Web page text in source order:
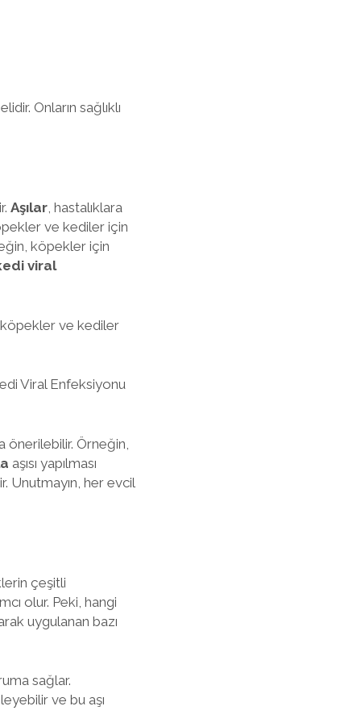
Onların sağlıklı
Aşılar, hastalıklara
ve kediler için
köpekler için
viral
köpekler ve kediler
Viral Enfeksiyonu
önerilebilir. Örneğin,
aşısı yapılması
Unutmayın, her evcil
çeşitli
olur. Peki, hangi
uygulanan bazı
sağlar.
ve bu aşı